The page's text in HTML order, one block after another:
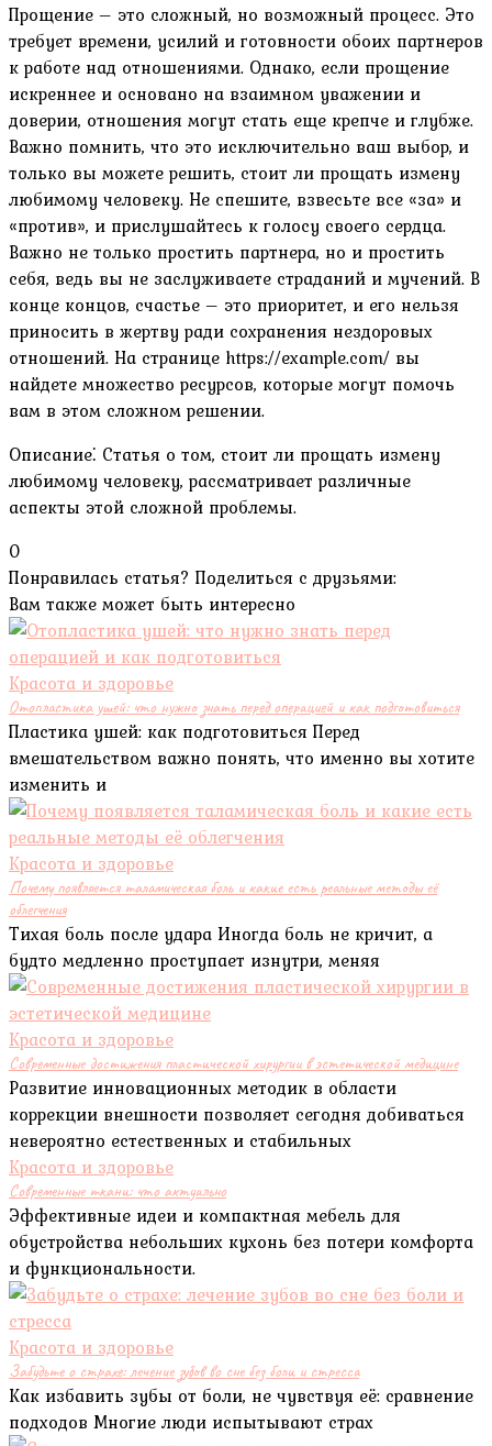
Прощение – это сложный, но возможный процесс. Это
требует времени, усилий и готовности обоих партнеров
к работе над отношениями. Однако, если прощение
искреннее и основано на взаимном уважении и
доверии, отношения могут стать еще крепче и глубже.
Важно помнить, что это исключительно ваш выбор, и
только вы можете решить, стоит ли прощать измену
любимому человеку. Не спешите, взвесьте все «за» и
«против», и прислушайтесь к голосу своего сердца.
Важно не только простить партнера, но и простить
себя, ведь вы не заслуживаете страданий и мучений. В
конце концов, счастье – это приоритет, и его нельзя
приносить в жертву ради сохранения нездоровых
отношений. На странице https://example.com/ вы
найдете множество ресурсов, которые могут помочь
вам в этом сложном решении.
Описание⁚ Статья о том, стоит ли прощать измену
любимому человеку, рассматривает различные
аспекты этой сложной проблемы.
0
Понравилась статья? Поделиться с друзьями:
Вам также может быть интересно
Красота и здоровье
Отопластика ушей: что нужно знать перед операцией и как подготовиться
Пластика ушей: как подготовиться Перед
вмешательством важно понять, что именно вы хотите
изменить и
Красота и здоровье
Почему появляется таламическая боль и какие есть реальные методы её
облегчения
Тихая боль после удара Иногда боль не кричит, а
будто медленно проступает изнутри, меняя
Красота и здоровье
Современные достижения пластической хирургии в эстетической медицине
Развитие инновационных методик в области
коррекции внешности позволяет сегодня добиваться
невероятно естественных и стабильных
Красота и здоровье
Современные ткани: что актуально
Эффективные идеи и компактная мебель для
обустройства небольших кухонь без потери комфорта
и функциональности.
Красота и здоровье
Забудьте о страхе: лечение зубов во сне без боли и стресса
Как избавить зубы от боли, не чувствуя её: сравнение
подходов Многие люди испытывают страх